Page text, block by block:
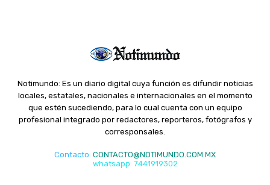
Notimundo: Es un diario digital cuya función es difundir noticias
locales, estatales, nacionales e internacionales en el momento
que estén sucediendo, para lo cual cuenta con un equipo
profesional integrado por redactores, reporteros, fotógrafos y
corresponsales.
Contacto: CONTACTO@NOTIMUNDO.COM.MX
whatsapp: 7441919302